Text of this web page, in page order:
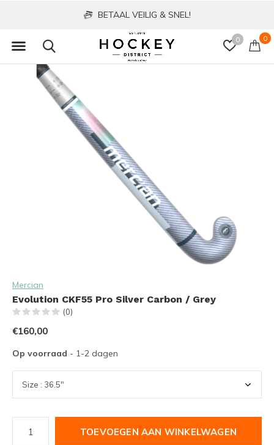
0 0
BETAAL VEILIG & SNEL!
Mercian
Evolution CKF55 Pro Silver Carbon / Grey
(0)
€160,00
Op voorraad - 1-2 dagen
TOEVOEGEN AAN WINKELWAGEN